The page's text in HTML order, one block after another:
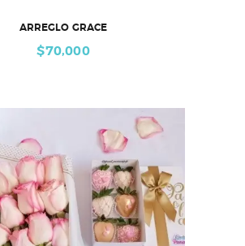
ARREGLO GRACE
$70,000